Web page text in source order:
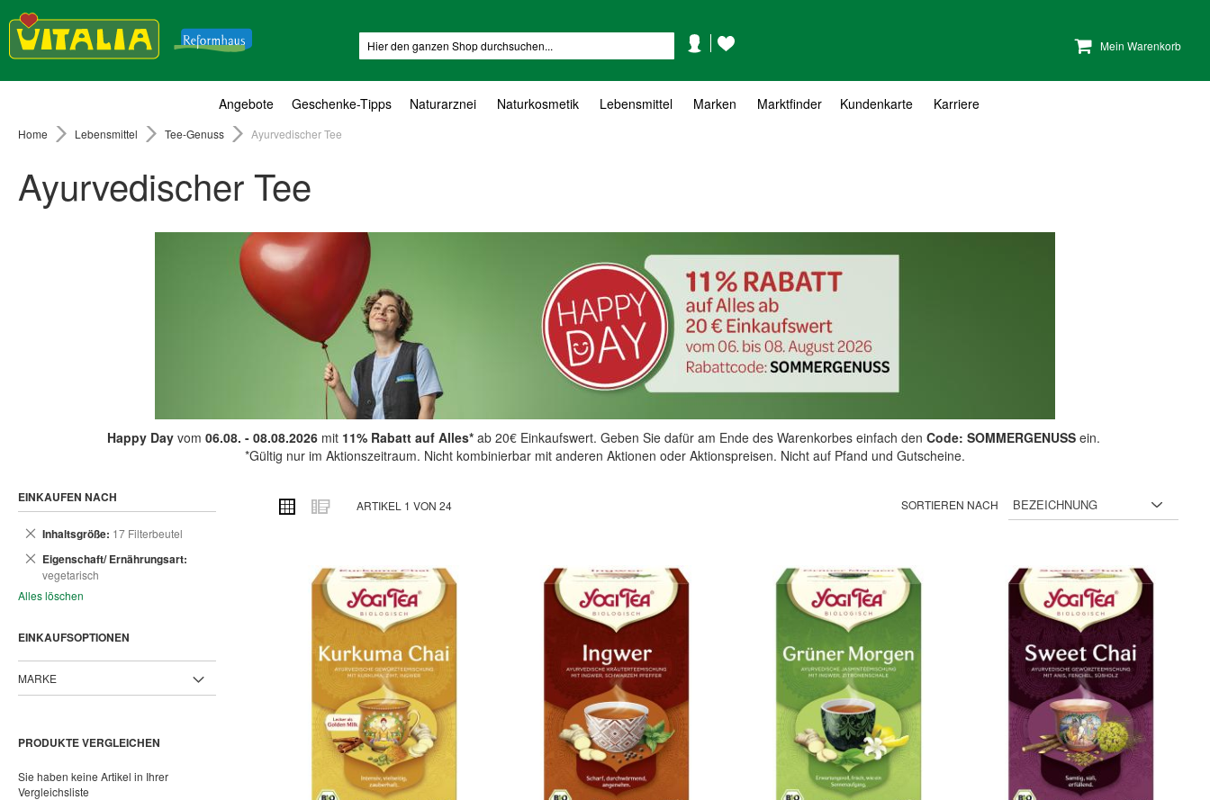
Mein Warenkorb
KontoWunschzettel
Angebote Geschenke-Tipps Naturarznei Naturkosmetik Lebensmittel Marken Marktfinder Kundenkarte Karriere
Home Lebensmittel Tee-Genuss Ayurvedischer Tee
Ayurvedischer Tee
Happy Dayvom 06.08. - 08.08.2026mit 11% Rabatt auf Alles*ab 20€ Einkaufswert. Geben Sie dafür am Ende des Warenkorbes einfach den Code: SOMMERGENUSSein.
*Gültig nur im Aktionszeitraum. Nicht kombinierbar mit anderen Aktionen oder Aktionspreisen. Nicht auf Pfand und Gutscheine.
ANSICHT
ALS
Raster ListeARTIKEL 1 VON 24 SORTIEREN NACH
EINKAUFEN NACH
Inhaltsgröße 17 Filterbeutel
Dies
Eigenschaft/ Ernährungsart
vegetarisch
Dies
entfernen
Alles löschen
EINKAUFSOPTIONEN
MARKE
PRODUKTE VERGLEICHEN
Sie haben keine Artikel in Ihrer
Vergleichsliste